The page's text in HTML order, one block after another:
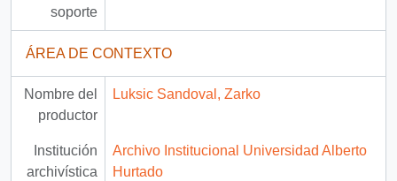
soporte
ÁREA DE CONTEXTO
Nombre del
productor
Luksic Sandoval, Zarko
Institución
archivística
Archivo Institucional Universidad Alberto
Hurtado